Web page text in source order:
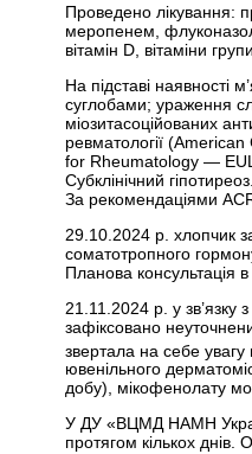
Проведено лікування:
меропенем,
вітамін D, вітаміни
На підставі наявності
суглобами; ураження
міозитасоційованих
ревматології
for Rheumatology —
Субклінічний
За рекомендаціями
29.10.2024 р. хлопчик
соматотропного
Планова
21.11.2024 р. у зв’язку
зафіксовано
звертала на себе увагу
ювенільного
добу), мікофенолату
У ДУ «ВЦМД НАМН
протягом кількох